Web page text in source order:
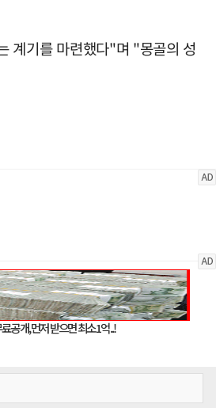
계기를 마련했다"며 "몽골의 성